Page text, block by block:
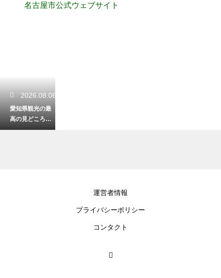
名古屋市公式ウェブサイト
2026.08.06
愛知県観光の最
高の見どころを
徹底解説！旅が
運営者情報
プライバシーポリシー
コンタクト